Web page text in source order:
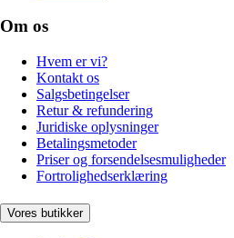
Om os
Hvem er vi?
Kontakt os
Salgsbetingelser
Retur & refundering
Juridiske oplysninger
Betalingsmetoder
Priser og forsendelsesmuligheder
Fortrolighedserklæring
Vores butikker